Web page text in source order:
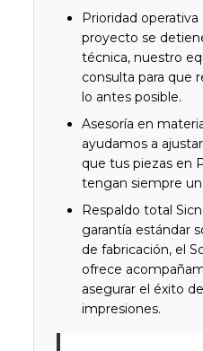
Prioridad operativa
proyecto se
técnica, nuestro
consulta para que
lo antes posible.
Asesoría en
ayudamos a
que tus piezas en
tengan siempre
Respaldo total
garantía estándar
de fabricación, el
ofrece
asegurar el éxito
impresiones.